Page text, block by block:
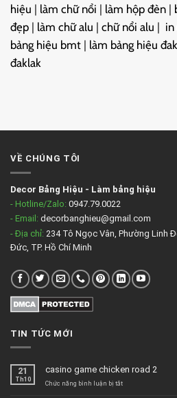
hiệu | làm chữ nổi | làm hộp đèn |
đẹp | làm chữ alu | chữ nổi alu |
bảng hiệu bmt | làm bảng hiệu
đaklak
VỀ CHÚNG TÔI
Decor Bảng Hiệu - Làm bảng hiệu
- Hotline/Zalo: 0947.79.0022
- Email: decorbanghieu@gmail.com
- Địa chỉ: 234 Tô Ngọc Vân, Phường Linh
Đức, TP. Hồ Chí Minh
TIN TỨC MỚI
21
Th10
casino game chicken road 2
Chức năng bình luận bị tắtở